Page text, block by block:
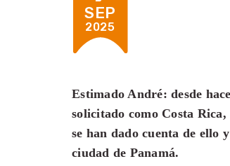
SEP
2025
Estimado André: desde
solicitado como Costa
se han dado cuenta de ello
ciudad de Panamá.